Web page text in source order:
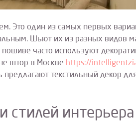
Это один из самых первых
Шьют их из разных видов
часто используют
штор в Москве https://
текстильный декор
стилей интерьера